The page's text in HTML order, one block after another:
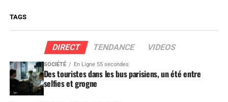
TAGS
DIRECT TENDANCE VIDEOS
SOCIÉTÉ En Ligne 55 secondes
Des touristes dans les bus parisiens, un été entre
selfies et grogne